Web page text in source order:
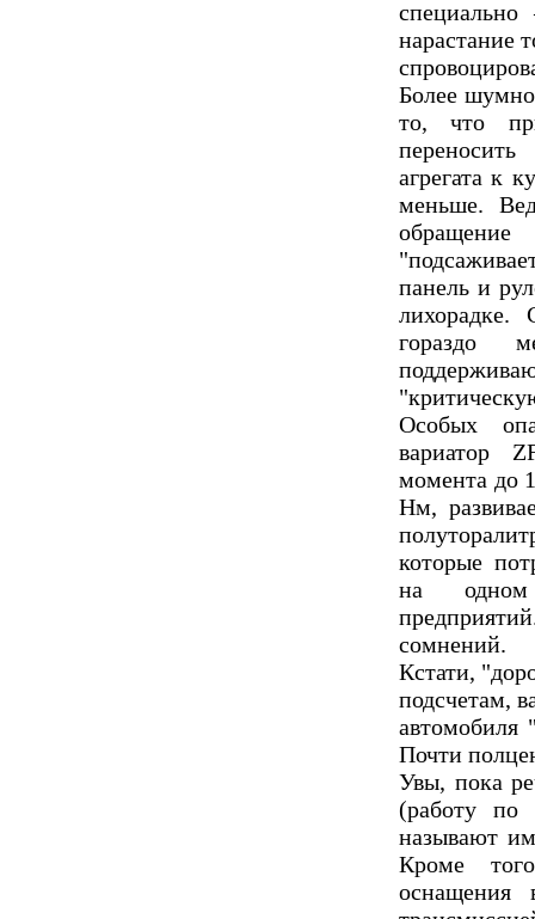
нарастание
Более
то, что
агрегата к
меньше.
панель и
лихорадке.
гораздо
Особых
вариатор
момента до
Нм,
которые
на одном
сомнений.
Кстати,
подсчетам,
автомобиля
Почти
Увы, пока
(работу по
называют
Кроме
оснащения